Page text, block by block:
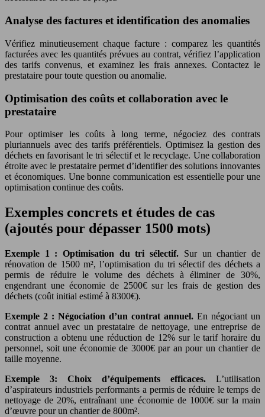
Analyse des factures et identification des anomalies
Vérifiez minutieusement chaque facture : comparez les quantités
facturées avec les quantités prévues au contrat, vérifiez l’application
des tarifs convenus, et examinez les frais annexes. Contactez le
prestataire pour toute question ou anomalie.
Optimisation des coûts et collaboration avec le
prestataire
Pour optimiser les coûts à long terme, négociez des contrats
pluriannuels avec des tarifs préférentiels. Optimisez la gestion des
déchets en favorisant le tri sélectif et le recyclage. Une collaboration
étroite avec le prestataire permet d’identifier des solutions innovantes
et économiques. Une bonne communication est essentielle pour une
optimisation continue des coûts.
Exemples concrets et études de cas
(ajoutés pour dépasser 1500 mots)
Exemple 1 : Optimisation du tri sélectif. Sur un chantier de
rénovation de 1500 m², l’optimisation du tri sélectif des déchets a
permis de réduire le volume des déchets à éliminer de 30%,
engendrant une économie de 2500€ sur les frais de gestion des
déchets (coût initial estimé à 8300€).
Exemple 2 : Négociation d’un contrat annuel. En négociant un
contrat annuel avec un prestataire de nettoyage, une entreprise de
construction a obtenu une réduction de 12% sur le tarif horaire du
personnel, soit une économie de 3000€ par an pour un chantier de
taille moyenne.
Exemple 3: Choix d’équipements efficaces. L’utilisation
d’aspirateurs industriels performants a permis de réduire le temps de
nettoyage de 20%, entraînant une économie de 1000€ sur la main
d’œuvre pour un chantier de 800m².